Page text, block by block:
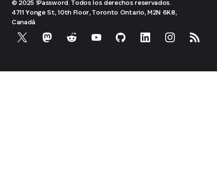
© 2025 1Password. Todos los derechos reservados.
4711 Yonge St, 10th Floor, Toronto Ontario, M2N 6K8,
Canadá